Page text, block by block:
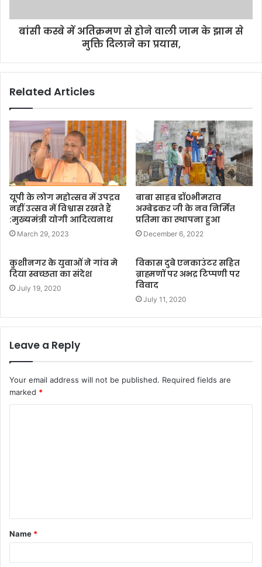
बांसी कस्बे में अतिक्रमण से होने वाली जाम के झाम से
मुक्ति दिलाने का प्रयास,
Related Articles
यूपी के लोग महोत्सव में उपद्रव
नहीं उत्सव में विश्वास रखते हैं
:मुख्यमंत्री योगी आदित्यनाथ
March 29, 2023
बाबा साहब डॉ०भीमराव
अम्बेडकर जी के नव निर्मित
प्रतिमा का स्थापना हुआ
December 6, 2022
कुशीनगर के युवाओं ने गांव मे
दिया स्वच्छता का संदेश
July 19, 2020
विकास दुबे एनकाउंटर सहित
ब्राह्मणों पर अभद्र टिप्पणी पर
विवाद
July 11, 2020
Leave a Reply
Your email address will not be published. Required fields are
marked *
t
*
Name *